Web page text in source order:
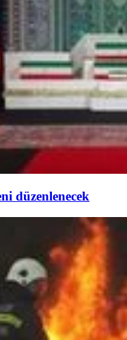
düzenlenecek